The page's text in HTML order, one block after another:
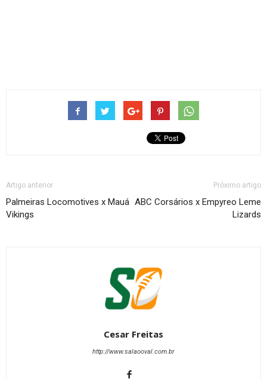
Artigo anterior
Palmeiras Locomotives x Mauá
Vikings
Próximo artigo
ABC Corsários x Empyreo Leme
Lizards
Cesar Freitas
http://www.salaooval.com.br